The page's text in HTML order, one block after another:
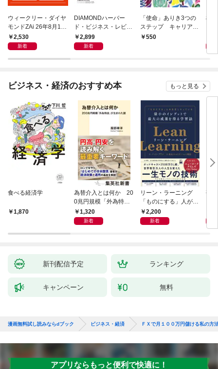
ウィークリー・ダイヤ
モンドZAi 26年8月10
日・17日合併号
2,530
新着
DIAMONDハーバー
ド・ビジネス・レビュ
ー 2026年9月号 特集
「上司をマネジメント
2,899
新着
「使命」ありき3つの
ステップ キャリアの
成功とは何か
550
極
ビジネス・経済のおすすめ本 もっと見る
食べる経済学
1,870
為替介入とは何か 20
0兆円規模「外為特
会」が生まれた謎
1,320
新着
リーン・ラーニング
「ものにする」人が自
然とやっている 最小の
インプットで最大の成
2,200
新着
研
新刊配信予定 ランキング
キャンペーン 無料
漫画無料試し読みならdブック ビジネス・経済 ＦＸで月１００万円儲ける私の方
アプリならもっと便利で快適に！